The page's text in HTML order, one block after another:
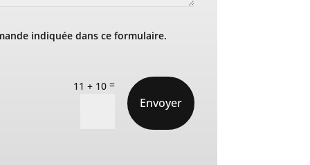
indiquée dans ce formulaire.
11 + 10 =
Envoyer